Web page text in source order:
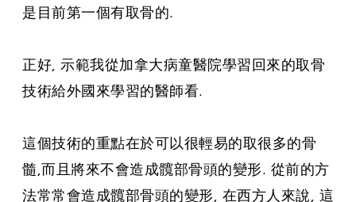
是目前第一個有取骨的.
正好, 示範我從加拿大病童醫院學習回來的取骨
技術給外國來學習的醫師看.
這個技術的重點在於可以很輕易的取很多的骨
髓,而且將來不會造成髖部骨頭的變形. 從前的方
法常常會造成髖部骨頭的變形, 在西方人來說, 這